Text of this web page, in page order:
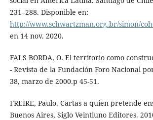
231–288. Disponible en:
http://www.schwartzman.org.br/simon/
en 14 nov. 2020.
FALS BORDA, O. El territorio como
- Revista de la Fundación Foro Nacional
38, marzo de 2000.p 45-51.
FREIRE, Paulo. Cartas a quien pretende
Buenos Aires, Siglo Veintiuno Editores.